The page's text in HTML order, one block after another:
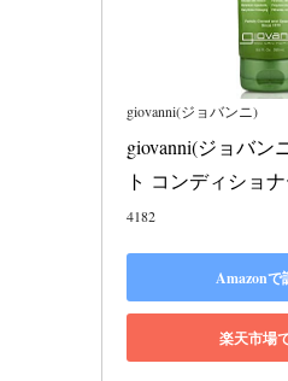
giovanni(ジョバンニ)
giovanni(ジョバン
ト コンディショ
4182
Amazonで
楽天市場